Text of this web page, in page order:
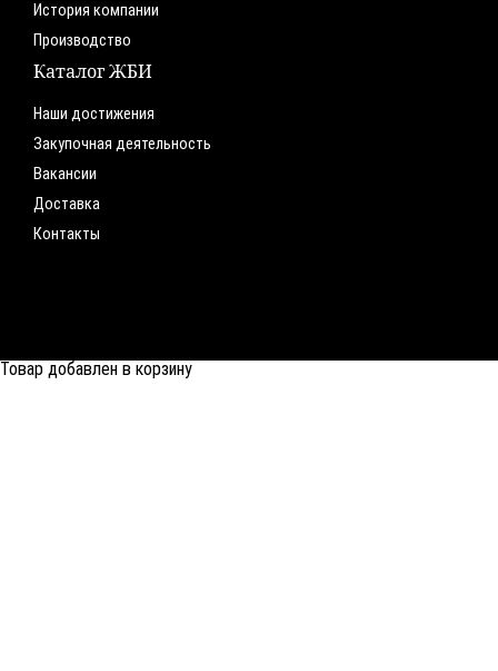
История компании
Производство
Каталог ЖБИ
Наши достижения
Закупочная деятельность
Вакансии
Доставка
Контакты
Товар добавлен в корзину